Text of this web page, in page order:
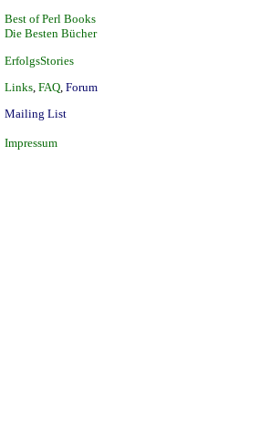
Best of Perl Books
Die Besten Bücher
ErfolgsStories
Links FAQ Forum
Mailing List
Impressum